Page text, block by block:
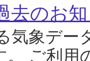
去のお
気象デー
。 ご利用